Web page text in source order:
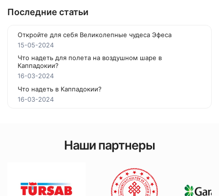
Последние статьи
Откройте для себя Великолепные чудеса Эфеса
15-05-2024
Что надеть для полета на воздушном шаре в
Каппадокии?
16-03-2024
Что надеть в Каппадокии?
16-03-2024
Наши партнеры